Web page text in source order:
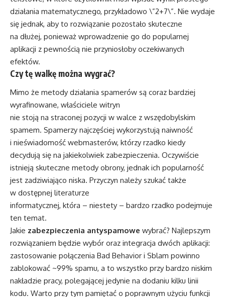
działania matematycznego, przykładowo \”2+7\”. Nie wydaje
się jednak, aby to rozwiązanie pozostało skuteczne
na dłużej, ponieważ wprowadzenie go do popularnej
aplikacji z pewnością nie przyniosłoby oczekiwanych
efektów.
Czy tę walkę można wygrać?
Mimo że metody działania spamerów są coraz bardziej
wyrafinowane, właściciele witryn
nie stoją na straconej pozycji w walce z wszędobylskim
spamem. Spamerzy najczęściej wykorzystują naiwność
i nieświadomość webmasterów, którzy rzadko kiedy
decydują się na jakiekolwiek zabezpieczenia. Oczywiście
istnieją skuteczne metody obrony, jednak ich popularność
jest zadziwiająco niska. Przyczyn należy szukać także
w dostępnej literaturze
informatycznej, która – niestety – bardzo rzadko podejmuje
ten temat.
Jakie zabezpieczenia antyspamowe wybrać? Najlepszym
rozwiązaniem będzie wybór oraz integracja dwóch aplikacji:
zastosowanie połączenia Bad Behavior i Sblam powinno
zablokować ~99% spamu, a to wszystko przy bardzo niskim
nakładzie pracy, polegającej jedynie na dodaniu kilku linii
kodu. Warto przy tym pamiętać o poprawnym użyciu funkcji